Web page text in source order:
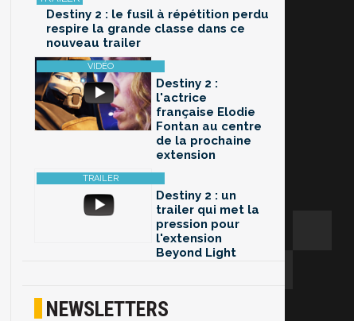
Destiny 2 : le fusil à répétition perdu
respire la grande classe dans ce
nouveau trailer
Destiny 2 :
l'actrice
française Elodie
Fontan au centre
de la prochaine
extension
Destiny 2 : un
trailer qui met la
pression pour
l'extension
Beyond Light
NEWSLETTERS